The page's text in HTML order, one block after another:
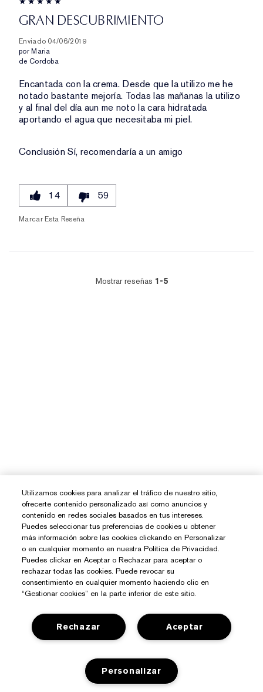
GRAN DESCUBRIMIENTO
Enviado 04/06/2019
por Maria
de Cordoba
Encantada con la crema. Desde que la utilizo me he
notado bastante mejoría. Todas las mañanas la utilizo
y al final del día aun me noto la cara hidratada
aportando el agua que necesitaba mi piel.
ConclusiónSí, recomendaría a un amigo
14 59
Marcar Esta Reseña
Mostrar reseñas 1-5
¿Necesitas Ayuda?
Contactar Fabricante
Sobre Estée Lauder
Utilizamos cookies para analizar el tráfico de nuestro sitio,
ofrecerte contenido personalizado así como anuncios y
contenido en redes sociales basados en tus intereses.
Puedes seleccionar tus preferencias de cookies u obtener
más información sobre las cookies clickando en Personalizar
o en cualquier momento en nuestra Política de Privacidad.
Puedes clickar en Aceptar o Rechazar para aceptar o
rechazar todas las cookies. Puede revocar su
consentimiento en cualquier momento haciendo clic en
“Gestionar cookies” en la parte inferior de este sitio.
Aceptar
Rechazar
Personalizar